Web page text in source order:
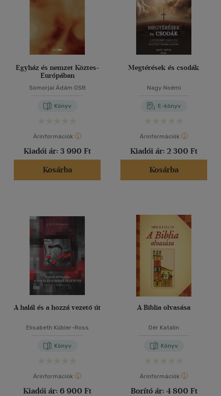
Egyház és nemzet Köztes-
Európában
Somorjai Ádám OSB
Könyv
Árinformációk
Kiadói ár: 3 990 Ft
Kosárba
Megtérések és csodák
Nagy Noémi
E-könyv
Árinformációk
Kiadói ár: 2 300 Ft
Kosárba
A halál és a hozzá vezető út
Elisabeth Kübler-Ross
Könyv
Árinformációk
Kiadói ár: 6 900 Ft
A Biblia olvasása
Dér Katalin
Könyv
Árinformációk
Borító ár: 4 800 Ft